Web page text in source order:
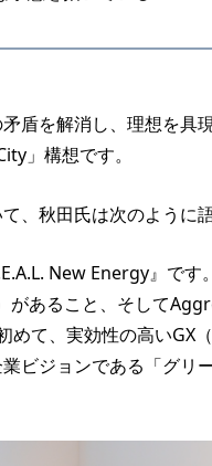
盾を解消し、理想を具
」構想です。
、秋田氏は次のように語
New Energy』で
あること、そして
めて、実効性の高いGX
ビジョンである「グリ